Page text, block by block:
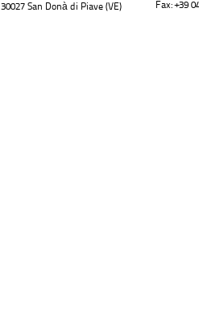
30027 San Donà di Piave (VE) Fax: +39